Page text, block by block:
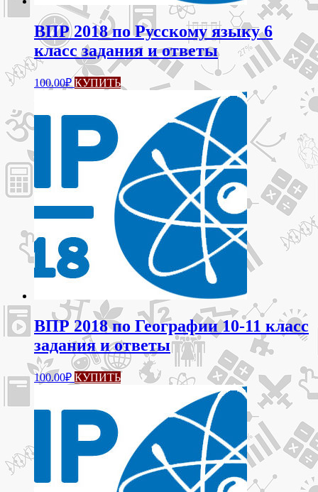
ВПР 2018 по Русскому языку 6
класс задания и ответы
100.00₽ КУПИТЬ
ВПР 2018 по Географии 10-11 класс
задания и ответы
100.00₽ КУПИТЬ